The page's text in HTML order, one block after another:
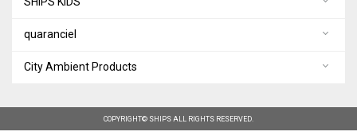
quaranciel
City Ambient Products
COPYRIGHT© SHIPS ALL RIGHTS RESERVED.